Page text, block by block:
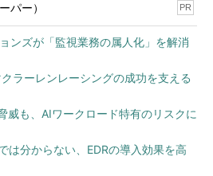
パー） PR
ンズが「監視業務の属人化」を解消
ラーレンレーシングの成功を支える
威も、AIワークロード特有のリスクに
は分からない、EDRの導入効果を高